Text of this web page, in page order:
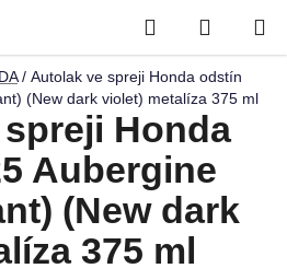
Hledat
KOŠÍK
/ Autolak ve spreji Honda odstín
(New dark violet) metalíza 375 ml
Honda
Aubergine
(New dark
375 ml